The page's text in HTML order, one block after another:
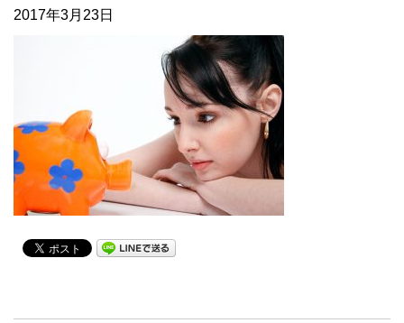
2017年3月23日